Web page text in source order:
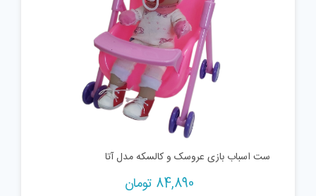
ست اسباب بازی عروسک و کالسکه مدل آتا
84,890 تومان